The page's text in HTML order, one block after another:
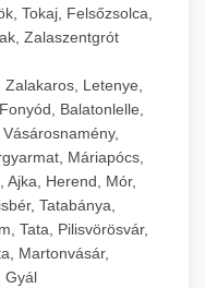
Tokaj, Felsőzsolca,
Zalaszentgrót
Zalakaros, Letenye,
Balatonlelle,
Máriapócs,
Ajka, Herend, Mór,
Tatabánya,
Tata, Pilisvörösvár,
Martonvásár,
Gyál